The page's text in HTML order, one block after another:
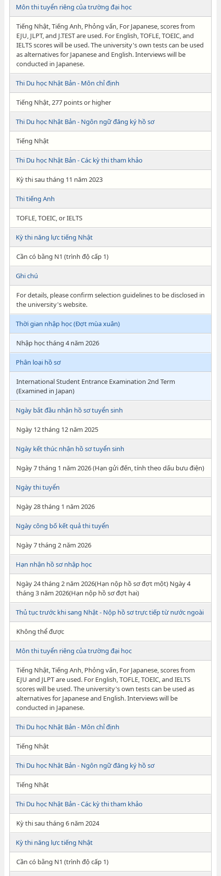
Môn thi tuyển riêng của trường đại học
Tiếng Nhật, Tiếng Anh, Phỏng vấn, For Japanese, scores from
EJU, JLPT, and J.TEST are used. For English, TOFLE, TOEIC, and
IELTS scores will be used. The university's own tests can be used
as alternatives for Japanese and English. Interviews will be
conducted in Japanese.
Thi Du học Nhật Bản - Môn chỉ định
Tiếng Nhật, 277 points or higher
Thi Du học Nhật Bản - Ngôn ngữ đăng ký hồ sơ
Tiếng Nhật
Thi Du học Nhật Bản - Các kỳ thi tham khảo
Kỳ thi sau tháng 11 năm 2023
Thi tiếng Anh
TOFLE, TOEIC, or IELTS
Kỳ thi năng lực tiếng Nhật
Cần có bằng N1 (trình độ cấp 1)
Ghi chú
For details, please confirm selection guidelines to be disclosed in
the university's website.
Thời gian nhập học (Đợt mùa xuân)
Nhập học tháng 4 năm 2026
Phân loại hồ sơ
International Student Entrance Examination 2nd Term
(Examined in Japan)
Ngày bắt đầu nhận hồ sơ tuyển sinh
Ngày 12 tháng 12 năm 2025
Ngày kết thúc nhận hồ sơ tuyển sinh
Ngày 7 tháng 1 năm 2026 (Hạn gửi đến, tính theo dấu bưu điện)
Ngày thi tuyển
Ngày 28 tháng 1 năm 2026
Ngày công bố kết quả thi tuyển
Ngày 7 tháng 2 năm 2026
Hạn nhận hồ sơ nhập học
Ngày 24 tháng 2 năm 2026(Hạn nộp hồ sơ đợt một) Ngày 4
tháng 3 năm 2026(Hạn nộp hồ sơ đợt hai)
Thủ tục trước khi sang Nhật - Nộp hồ sơ trực tiếp từ nước ngoài
Không thể được
Môn thi tuyển riêng của trường đại học
Tiếng Nhật, Tiếng Anh, Phỏng vấn, For Japanese, scores from
EJU and JLPT are used. For English, TOFLE, TOEIC, and IELTS
scores will be used. The university's own tests can be used as
alternatives for Japanese and English. Interviews will be
conducted in Japanese.
Thi Du học Nhật Bản - Môn chỉ định
Tiếng Nhật
Thi Du học Nhật Bản - Ngôn ngữ đăng ký hồ sơ
Tiếng Nhật
Thi Du học Nhật Bản - Các kỳ thi tham khảo
Kỳ thi sau tháng 6 năm 2024
Kỳ thi năng lực tiếng Nhật
Cần có bằng N1 (trình độ cấp 1)